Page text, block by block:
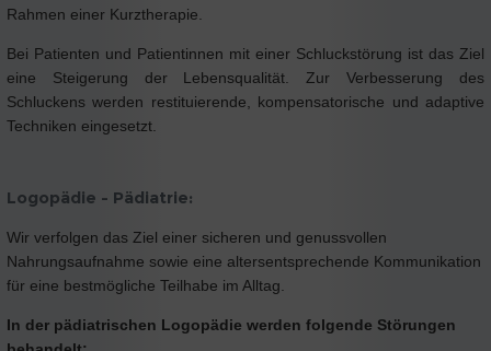
Rahmen einer Kurztherapie.
Bei Patienten und Patientinnen mit einer Schluckstörung ist das Ziel
eine Steigerung der Lebensqualität. Zur Verbesserung des
Schluckens werden restituierende, kompensatorische und adaptive
Techniken eingesetzt.
Logopädie - Pädiatrie:
Wir verfolgen das Ziel einer sicheren und genussvollen
Nahrungsaufnahme sowie eine altersentsprechende Kommunikation
für eine bestmögliche Teilhabe im Alltag.
In der pädiatrischen Logopädie werden folgende Störungen